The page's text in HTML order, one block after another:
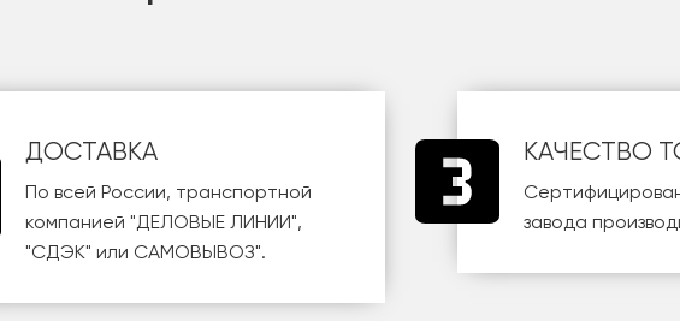
ДОСТАВКА
По всей России, транспортной
компанией"ДЕЛОВЫЕ ЛИНИИ",
"СДЭК" или САМОВЫВОЗ".
КАЧЕСТВО
завода